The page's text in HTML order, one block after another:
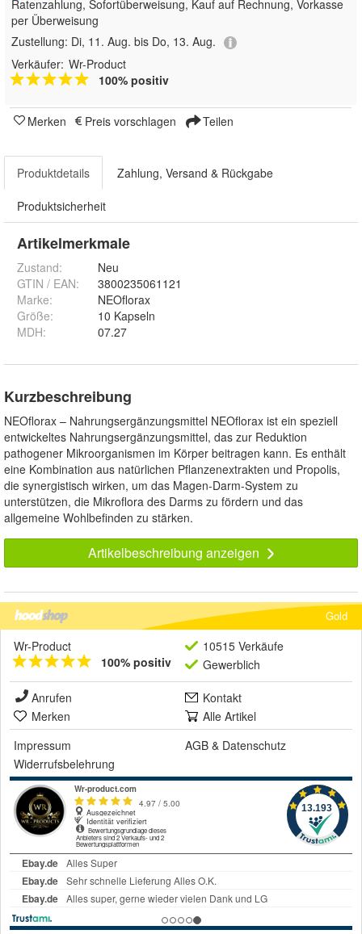
Ratenzahlung, Sofortüberweisung, Kauf auf Rechnung, Vorkasse
per Überweisung
Zustellung: Di, 11. Aug. bis Do, 13. Aug.
Verkäufer: Wr-Product
100% positiv
Merken Preis vorschlagen Teilen
Produktdetails Zahlung, Versand & Rückgabe
Produktsicherheit
Artikelmerkmale
Zustand:
Neu
GTIN / EAN:
3800235061121
Marke:
NEOflorax
Größe:
10 Kapseln
MDH: 07.27
Kurzbeschreibung
NEOflorax – Nahrungsergänzungsmittel NEOflorax ist ein speziell
entwickeltes Nahrungsergänzungsmittel, das zur Reduktion
pathogener Mikroorganismen im Körper beitragen kann. Es enthält
eine Kombination aus natürlichen Pflanzenextrakten und Propolis,
die synergistisch wirken, um das Magen-Darm-System zu
unterstützen, die Mikroflora des Darms zu fördern und das
allgemeine Wohlbefinden zu stärken.
Artikelbeschreibung anzeigen
Gold
Wr-Product
100% positiv
10515 Verkäufe
Gewerblich
Anrufen
Kontakt
Merken
Alle Artikel
Impressum
AGB & Datenschutz
Widerrufsbelehrung